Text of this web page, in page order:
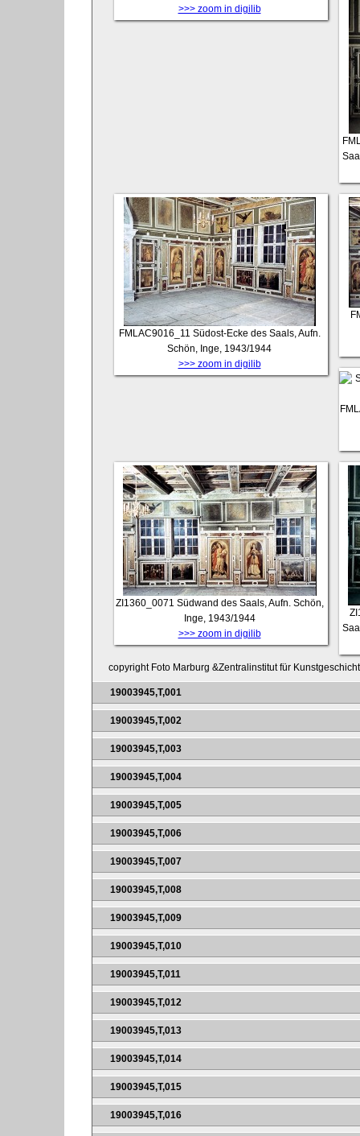
>>> zoom in digilib
FMLAC9016_11 Südost-Ecke des Saals, Aufn.
Schön, Inge, 1943/1944
>>> zoom in digilib
ZI1360_0071 Südwand des Saals, Aufn. Schön,
Inge, 1943/1944
>>> zoom in digilib
copyright Foto Marburg &Zentralinstitut für
19003945,T,001
19003945,T,002
19003945,T,003
19003945,T,004
19003945,T,005
19003945,T,006
19003945,T,007
19003945,T,008
19003945,T,009
19003945,T,010
19003945,T,011
19003945,T,012
19003945,T,013
19003945,T,014
19003945,T,015
19003945,T,016